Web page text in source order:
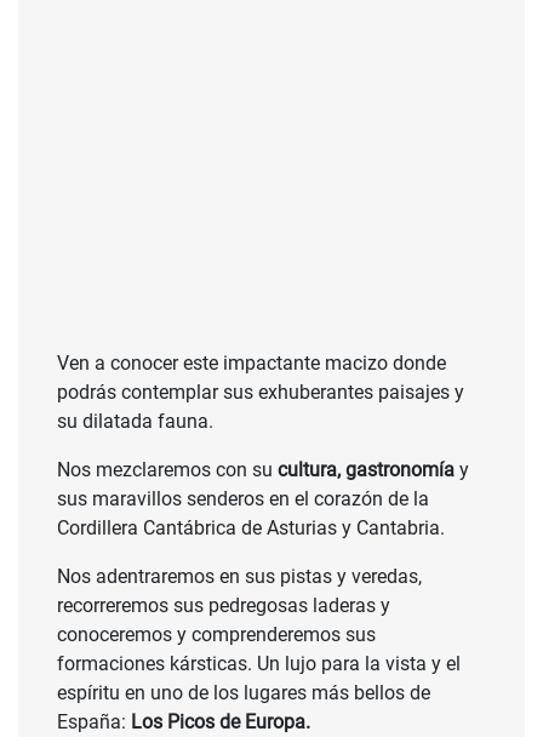
Ven a conocer este impactante macizo donde
podrás contemplar sus exhuberantes paisajes y
su dilatada fauna.
Nos mezclaremos con su cultura, gastronomía y
sus maravillos senderos en el corazón de la
Cordillera Cantábrica de Asturias y Cantabria.
Nos adentraremos en sus pistas y veredas,
recorreremos sus pedregosas laderas y
conoceremos y comprenderemos sus
formaciones kársticas. Un lujo para la vista y el
espíritu en uno de los lugares más bellos de
España: Los Picos de Europa.